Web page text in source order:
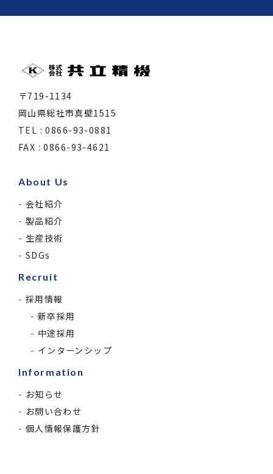
〒719-1134
岡山県総社市真壁1515
TEL : 0866-93-0881
FAX : 0866-93-4621
About Us
会社紹介
製品紹介
生産技術
SDGs
Recruit
採用情報
新卒採用
中途採用
インターンシップ
Information
お知らせ
お問い合わせ
個人情報保護方針